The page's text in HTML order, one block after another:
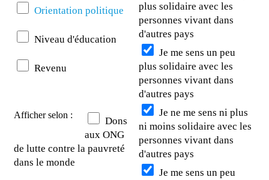
Orientation politique
Niveau d'éducation
Revenu
Afficher selon :
Dons
aux ONG
de lutte contre la pauvreté
dans le monde
plus solidaire avec les
personnes vivant dans
d'autres pays
Je me sens un peu
plus solidaire avec les
personnes vivant dans
d'autres pays
Je ne me sens ni plus
ni moins solidaire avec les
personnes vivant dans
d'autres pays
Je me sens un peu